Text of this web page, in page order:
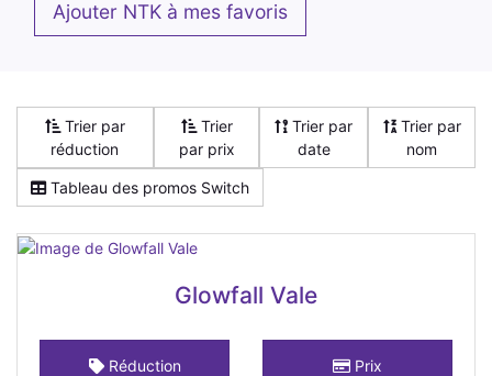
Ajouter NTK à mes favoris
Trier par
réduction
Trier
par prix
Trier par
date
Trier par
nom
Tableau des promos Switch
Glowfall Vale
Réduction Prix